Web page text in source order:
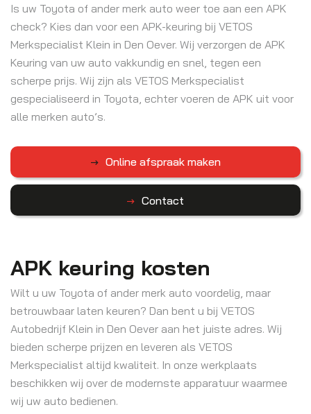
Is uw Toyota of ander merk auto weer toe aan een APK
check? Kies dan voor een APK-keuring bij VETOS
Merkspecialist Klein in Den Oever. Wij verzorgen de APK
Keuring van uw auto vakkundig en snel, tegen een
scherpe prijs. Wij zijn als VETOS Merkspecialist
gespecialiseerd in Toyota, echter voeren de APK uit voor
alle merken auto’s.
Online afspraak maken
Contact
APK keuring kosten
Wilt u uw Toyota of ander merk auto voordelig, maar
betrouwbaar laten keuren? Dan bent u bij VETOS
Autobedrijf Klein in Den Oever aan het juiste adres. Wij
bieden scherpe prijzen en leveren als VETOS
Merkspecialist altijd kwaliteit. In onze werkplaats
beschikken wij over de modernste apparatuur waarmee
wij uw auto bedienen.